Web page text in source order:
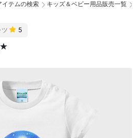
イテムの検索 キッズ＆ベビー用品販売一覧
5